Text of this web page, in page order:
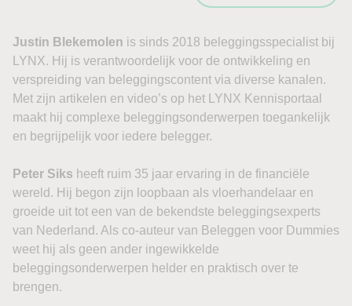
Justin Blekemolen is sinds 2018 beleggingsspecialist bij
LYNX. Hij is verantwoordelijk voor de ontwikkeling en
verspreiding van beleggingscontent via diverse kanalen.
Met zijn artikelen en video’s op het LYNX Kennisportaal
maakt hij complexe beleggingsonderwerpen toegankelijk
en begrijpelijk voor iedere belegger.
Peter Siks heeft ruim 35 jaar ervaring in de financiële
wereld. Hij begon zijn loopbaan als vloerhandelaar en
groeide uit tot een van de bekendste beleggingsexperts
van Nederland. Als co-auteur van Beleggen voor Dummies
weet hij als geen ander ingewikkelde
beleggingsonderwerpen helder en praktisch over te
brengen.